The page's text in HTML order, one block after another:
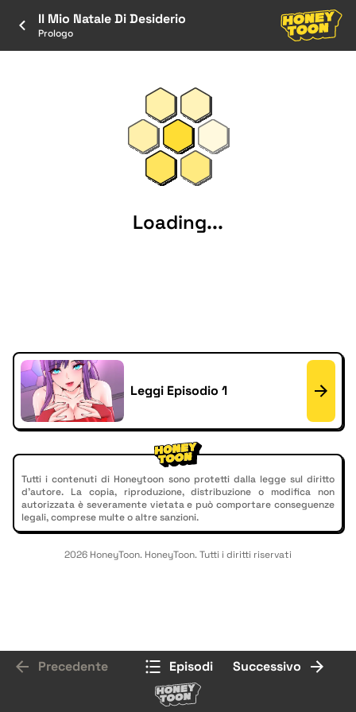
Il Mio Natale Di Desiderio
Prologo
Loading...
Leggi Episodio 1
Tutti i contenuti di Honeytoon sono protetti dalla legge sul diritto
d'autore. La copia, riproduzione, distribuzione o modifica non
autorizzata è severamente vietata e può comportare conseguenze
legali, comprese multe o altre sanzioni.
2026 HoneyToon. HoneyToon. Tutti i diritti riservati
Precedente Episodi Successivo